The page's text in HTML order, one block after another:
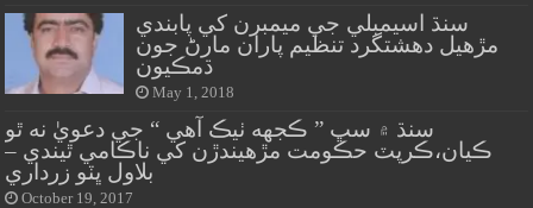
سنڌ اسيمبلي جي ميمبرن کي پابندي
مڙهيل دهشتگرد تنظيم پاران مارڻ جون
ڌمڪيون
May 1, 2018
سنڌ ۾ سڀ ” ڪجهه ٺيڪ آهي “ جي دعويٰ نه ٿو
ڪيان،ڪرپٽ حڪومت مڙهيندڙن کي ناڪامي ٿيندي –
بلاول ڀٽو زرداري
October 19, 2017